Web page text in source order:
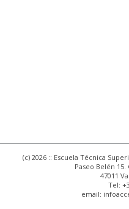
(c) 2026 :: Escuela Técnica
Paseo Belén
47011
Tel:
email: